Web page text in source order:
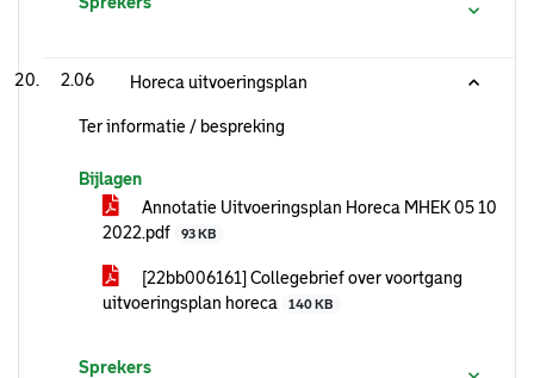
2.06 Horeca uitvoeringsplan
Ter informatie / bespreking
Bijlagen
Annotatie Uitvoeringsplan Horeca MHEK 05 10
2022.pdf
93 KB
[22bb006161] Collegebrief over voortgang
uitvoeringsplan horeca
140 KB
Sprekers